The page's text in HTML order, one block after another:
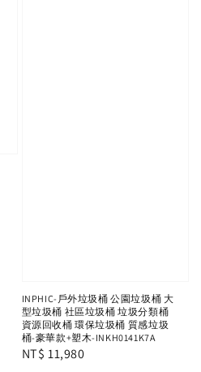
INPHIC-戶外垃圾桶 公園垃圾桶 大
型垃圾桶 社區垃圾桶 垃圾分類桶
資源回收桶 環保垃圾桶 質感垃圾
桶-豪華款+塑木-INKH0141K7A
Regular
NT$ 11,980